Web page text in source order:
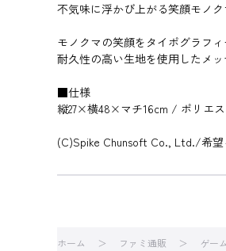
不気味に浮かび上がる笑顔モノ
モノクマの笑顔をタイポグラフ
耐久性の高い生地を使用したメ
■仕様
縦27×横48×マチ16cm / ポリエ
(C)Spike Chunsoft Co., Ltd./希
ホーム ファミ通販 ゲーム